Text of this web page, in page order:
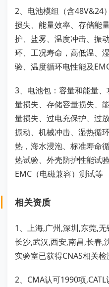
2、电池模组（含48V&24
损失、能量效率、存储能
护、盐雾、温度冲击、振
环、工况寿命，高低温、
验、温度循环电性能及
3、电池包：容量和能量
量损失、存储容量损失、
量损失、过电充保护、过
振动、机械冲击、湿热循
热，海水浸泡、标准寿命
热试验、外壳防护性能试
EMC（电磁兼容）测试等
相关资质
1、上海,广州,深圳,东莞,
长沙,武汉,西安,南昌,长春,
实验室已获得CNAS相关
2、CMA认可1990项